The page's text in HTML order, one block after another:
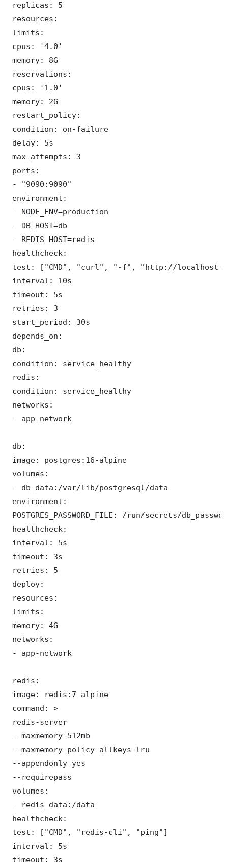
replicas: 5
resources:
limits:
cpus: '4.0'
memory: 8G
reservations:
cpus: '1.0'
memory: 2G
restart_policy:
condition: on-failure
delay: 5s
max_attempts: 3
ports:
- "9090:9090"
environment:
- NODE_ENV=production
- DB_HOST=db
- REDIS_HOST=redis
healthcheck:
test: ["CMD", "curl", "-f", "http://
interval: 10s
timeout: 5s
retries: 3
start_period: 30s
depends_on:
db:
condition: service_healthy
redis:
condition: service_healthy
networks:
- app-network
db:
image: postgres:16-alpine
volumes:
- db_data:/var/lib/postgresql/data
environment:
POSTGRES_PASSWORD_FILE: /run/secrets/
healthcheck:
interval: 5s
timeout: 3s
retries: 5
deploy:
resources:
limits:
memory: 4G
networks:
- app-network
redis:
image: redis:7-alpine
command: >
redis-server
--maxmemory 512mb
--maxmemory-policy allkeys-lru
--appendonly yes
--requirepass
volumes:
- redis_data:/data
healthcheck:
test: ["CMD", "redis-cli", "ping"]
interval: 5s
timeout: 3s